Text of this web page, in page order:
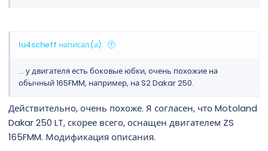
lu4scheff написал(а):
... у двигателя есть боковые юбки, очень похожие на
обычный 165FMM, например, на S2 Dakar 250.
Действительно, очень похоже. Я согласен, что Motoland
Dakar 250 LT, скорее всего, оснащен двигателем ZS
165FMM. Модификация описания.